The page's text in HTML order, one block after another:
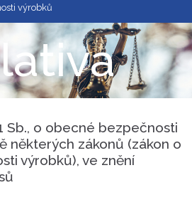
výrobků
Sb., o obecné bezpečnosti
některých zákonů (zákon o
výrobků), ve znění